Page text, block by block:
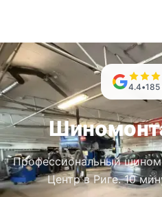
4.4•185
Профессиональный
Центр в Риге. 10